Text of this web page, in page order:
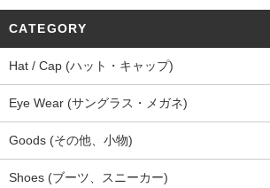
CATEGORY
Hat / Cap (ハット・キャップ)
Eye Wear (サングラス・メガネ)
Goods (その他、小物)
Shoes (ブーツ、スニーカー)